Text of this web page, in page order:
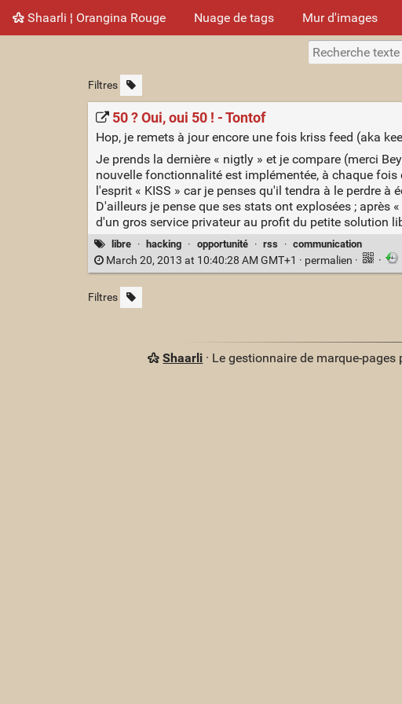
Shaarli ¦ Orangina Rouge Nuage de tags Mur d'images
Filtres
50 ? Oui, oui 50 ! - Tontof
Hop, je remets à jour encore une fois kriss feed (aka
Je prends la dernière « nigtly » et je compare (merci
nouvelle fonctionnalité est implémentée, à chaque
l'esprit « KISS » car je penses qu'il tendra à le perdre à
D'ailleurs je pense que ses stats ont explosées ;
d'un gros service privateur au profit du petite solution
libre · hacking · opportunité · rss · communication
March 20, 2013 at 10:40:28 AM GMT+1 · permalien · ·
Filtres
Shaarli · Le gestionnaire de marque-